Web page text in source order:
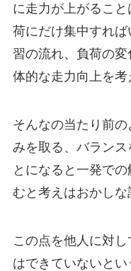
に走力が上がるこ
荷にだけ集中すれ
習の流れ、負荷の
体的な走力向上を考
そんなの当たり前
みを取る、バランス
とになると一発で
むと考えはおかしな
この点を他人に対
はできていないとい